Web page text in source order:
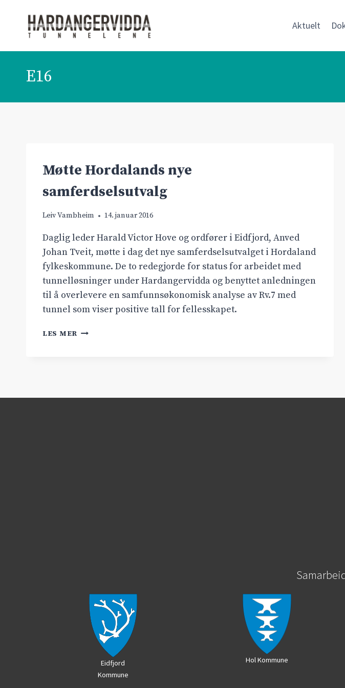
content
Aktuelt
E16
Møtte Hordalands nye
samferdselsutvalg
Leiv Vambheim 14. januar 2016
Daglig leder Harald Victor Hove og ordfører i Eidfjord, Anved
Johan Tveit, møtte i dag det nye samferdselsutvalget i Hordaland
fylkeskommune. De to redegjorde for status for arbeidet med
tunnelløsninger under Hardangervidda og benyttet anledningen
til å overlevere en samfunnsøkonomisk analyse av Rv.7 med
tunnel som viser positive tall for fellesskapet.
LES MER MØTTE
Eidfjord
Kommune
Hol Kommune